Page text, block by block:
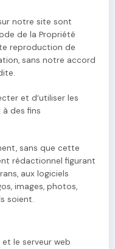
notre site sont
de la Propriété
reproduction de
sans notre accord
et d’utiliser les
des fins
sans que cette
rédactionnel figurant
aux logiciels
images, photos,
soient.
le serveur web